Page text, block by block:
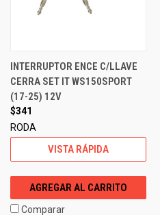
INTERRUPTOR ENCE C/LLAVE
CERRA SET IT WS150SPORT
(17-25) 12V
$341
RODA
VISTA RÁPIDA
AGREGAR AL CARRITO
Comparar